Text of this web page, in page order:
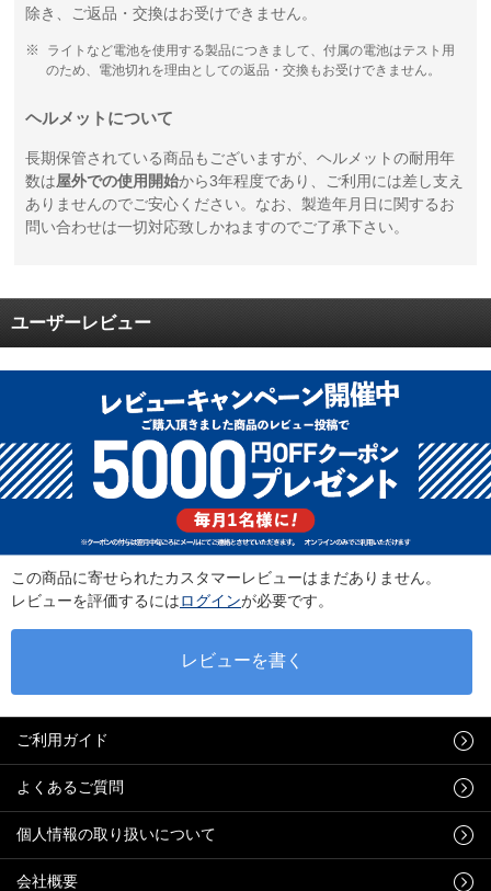
除き、ご返品・交換はお受けできません。
ライトなど電池を使用する製品につきまして、付属の電池はテスト用
のため、電池切れを理由としての返品・交換もお受けできません。
ヘルメットについて
長期保管されている商品もございますが、ヘルメットの耐用年
数は屋外での使用開始から3年程度であり、ご利用には差し支え
ありませんのでご安心ください。なお、製造年月日に関するお
問い合わせは一切対応致しかねますのでご了承下さい。
ユーザーレビュー
この商品に寄せられたカスタマーレビューはまだありません。
レビューを評価するにはログインが必要です。
ご利用ガイド
よくあるご質問
個人情報の取り扱いについて
会社概要